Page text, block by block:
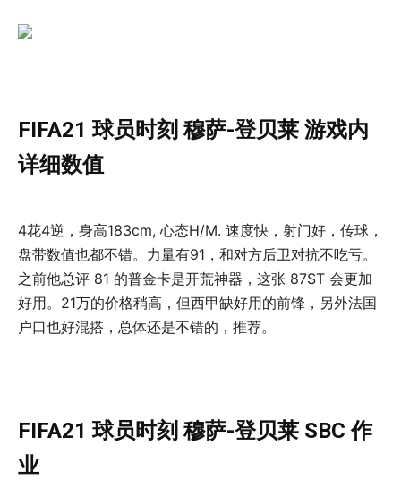
FIFA21 球员时刻 穆萨-登贝莱 游戏内
详细数值
4花4逆，身高183cm, 心态H/M. 速度快，射门好，传球，
盘带数值也都不错。力量有91，和对方后卫对抗不吃亏。
之前他总评 81 的普金卡是开荒神器，这张 87ST 会更加
好用。21万的价格稍高，但西甲缺好用的前锋，另外法国
户口也好混搭，总体还是不错的，推荐。
FIFA21 球员时刻 穆萨-登贝莱 SBC 作
业